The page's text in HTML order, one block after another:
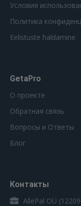
Условия
Политика
Eelistuste haldamine
GetaPro
О проекте
Обратная связь
Вопросы и Ответы
Блог
Контакты
AllePal OÜ